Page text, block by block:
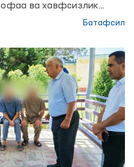
ва хавфсизлик
депутатлари томонидан
сақлаш учун
қабулхона ҳамда
эга бўлмаган шахсларни
марказида мониторинг
оширилди.
Батафсил